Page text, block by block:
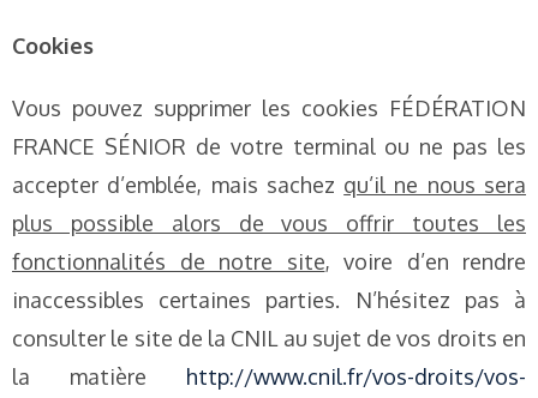
Cookies
Vous pouvez supprimer les cookies FÉDÉRATION
FRANCE SÉNIOR de votre terminal ou ne pas les
accepter d’emblée, mais sachez qu’il ne nous sera
plus possible alors de vous offrir toutes les
fonctionnalités de notre site, voire d’en rendre
inaccessibles certaines parties. N’hésitez pas à
consulter le site de la CNIL au sujet de vos droits en
la matière http://www.cnil.fr/vos-droits/vos-